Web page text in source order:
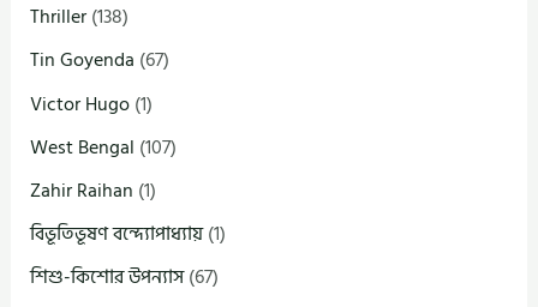
Thriller(138)
Tin Goyenda (67)
Victor Hugo(1)
West Bengal (107)
Zahir Raihan (1)
বিভূতিভূষণ বন্দ্যোপাধ্যায়(1)
শিশু-কিশোর উপন্যাস(67)